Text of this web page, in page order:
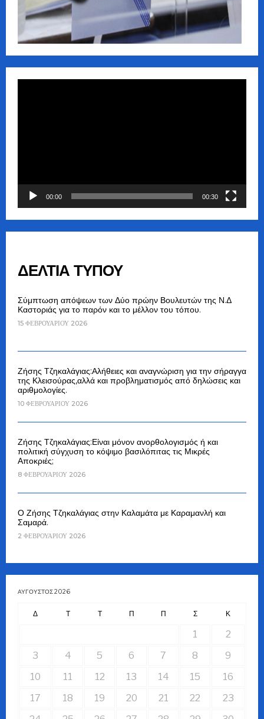
00:00 00:30
ΔΕΛΤΙΑ ΤΥΠΟΥ
Σύμπτωση απόψεων των Δύο πρώην Βουλευτών της Ν.Δ
Καστοριάς για το παρόν και το μέλλον του τόπου.
15 ΦΕΒΡΟΥΑΡΊΟΥ 2026
Ζήσης Τζηκαλάγιας:Αλήθειες και αναγνώριση για την σήραγγα
της Κλεισούρας,αλλά και προβληματισμός από δηλώσεις και
αριθμολογίες.
10 ΦΕΒΡΟΥΑΡΊΟΥ 2026
Ζήσης Τζηκαλάγιας:Είναι μόνον ανορθολογισμός ή και
πολιτική σύγχυση το κόψιμο βασιλόπιτας τις Μικρές
Αποκριές;
8 ΦΕΒΡΟΥΑΡΊΟΥ 2026
Ο Ζήσης Τζηκαλάγιας στην Καλαμάτα με Καραμανλή και
Σαμαρά.
2 ΦΕΒΡΟΥΑΡΊΟΥ 2026
ΑΎΓΟΥΣΤΟΣ 2026
Δ Τ Τ Π Π Σ Κ
1
2
3
4 5 6 7 8
9
10
11 12 13 14 15
16
17
18 19 20 21 22
23